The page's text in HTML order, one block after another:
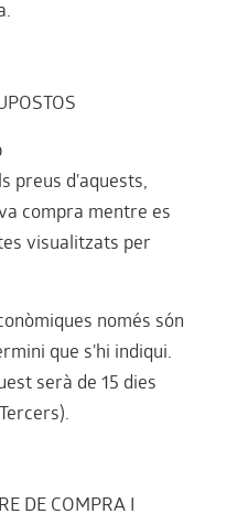
preus d'aquests,
compra mentre es
visualitzats per
només són
que s'hi indiqui.
serà de 15 dies
DE COMPRA I